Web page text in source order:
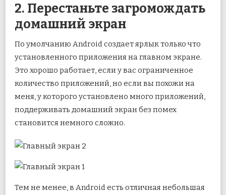
2. Перестаньте загромождать
домашний экран
По умолчанию Android создает ярлык только что
установленного приложения на главном экране.
Это хорошо работает, если у вас ограниченное
количество приложений, но если вы похожи на
меня, у которого установлено много приложений,
поддерживать домашний экран без помех
становится немного сложно.
Тем не менее, в Android есть отличная небольшая